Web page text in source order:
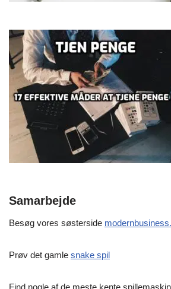
Samarbejde
Besøg vores søsterside
Prøv det gamle snake spil